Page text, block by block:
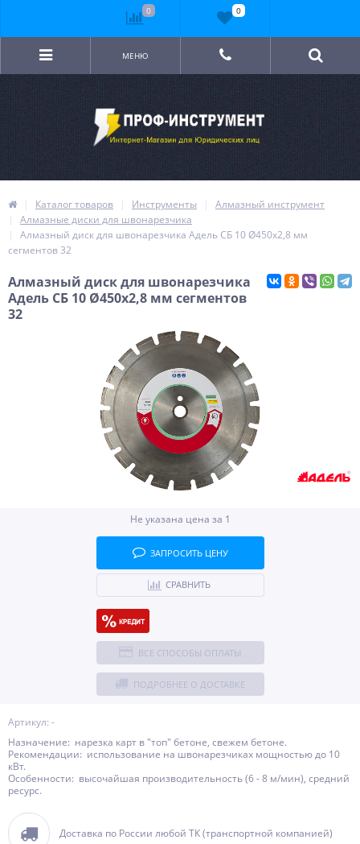
МЕНЮ
Каталог товаров Инструменты
Алмазный инструмент
Алмазные диски для швонарезчика
Алмазный диск для швонарезчика Адель СБ 10 Ø450x2,8 мм
сегментов 32
Алмазный диск для швонарезчика
Адель СБ 10 Ø450x2,8 мм сегментов
32
Артикул: -
Назначение: нарезка карт в "топ" бетоне, свежем бетоне.
Рекомендации: использование на швонарезчиках мощностью до 10
кВт.
Особенности: высочайшая производительность (6 - 8 м/мин), средний
ресурс.
Доставка по России любой ТК (транспортной компанией)
Не указана цена за 1
ЗАПРОСИТЬ ЦЕНУ
СРАВНИТЬ
ВСЕ СПОСОБЫ ОПЛАТЫ
ПОДРОБНЕЕ О ДОСТАВКЕ
0 0